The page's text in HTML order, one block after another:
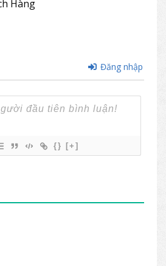
được kết hợp với bàn và
Hàng
Đăng nhập
{} [+]